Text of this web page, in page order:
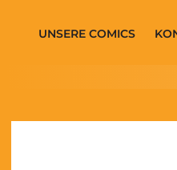
UNSERE COMICS